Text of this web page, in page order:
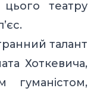
театру
талант
Хоткевича,
гуманістом,